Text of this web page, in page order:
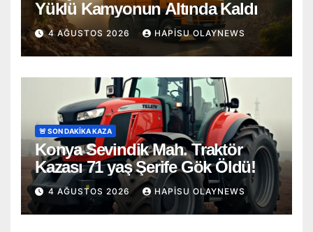
Yüklü Kamyonun Altında Kaldı
4 AĞUSTOS 2026 HAPISU OLAYNEWS
🚨 SON DAKİKA KAZA
Konya Sevindik Mah. Traktör
Kazası 71 yaş Şerife Gök Öldü!
4 AĞUSTOS 2026 HAPISU OLAYNEWS